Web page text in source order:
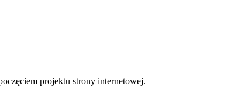
projektu strony internetowej.